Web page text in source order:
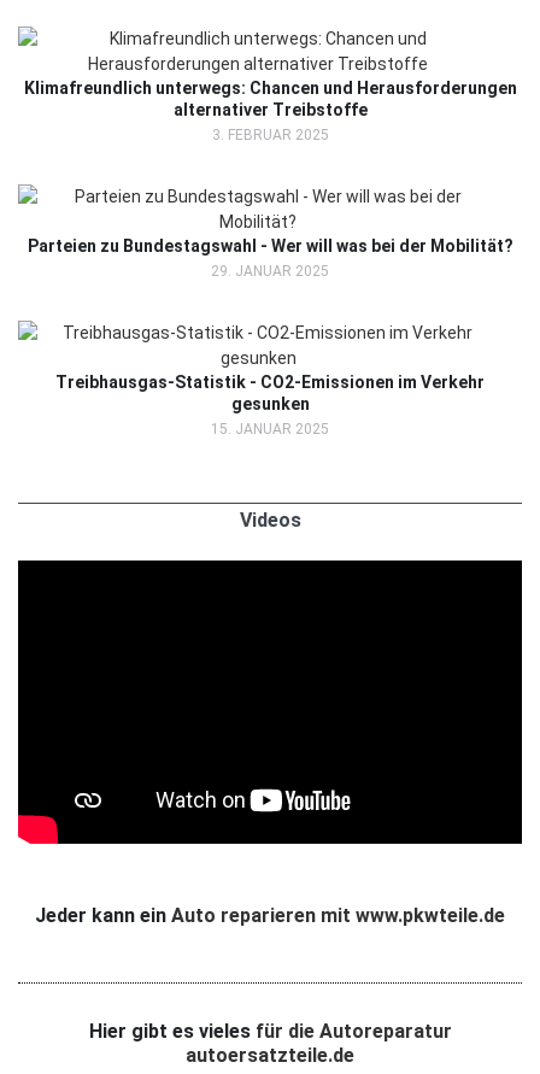
Klimafreundlich unterwegs: Chancen und Herausforderungen
alternativer Treibstoffe
3. FEBRUAR 2025
Parteien zu Bundestagswahl - Wer will was bei der Mobilität?
29. JANUAR 2025
Treibhausgas-Statistik - CO2-Emissionen im Verkehr
gesunken
15. JANUAR 2025
Videos
Jeder kann ein Auto reparieren mit www.pkwteile.de
Hier gibt es vieles für die Autoreparatur
autoersatzteile.de